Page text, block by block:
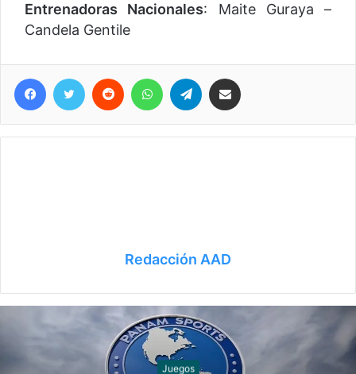
Entrenadoras Nacionales: Maite Guraya –
Candela Gentile
Telegram
Redacción AAD
Nado sincronizado